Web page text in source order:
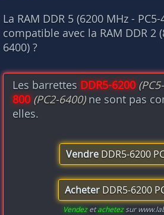
La RAM DDR 5 (6200 MHz -
compatible avec la RAM DDR 2
6400) ?
Les barrettes DDR5-6200
800 (PC2-6400)ne sont pas
elles.
Vendre DDR5-6200
Acheter DDR5-6200
Vendezetachetezsur